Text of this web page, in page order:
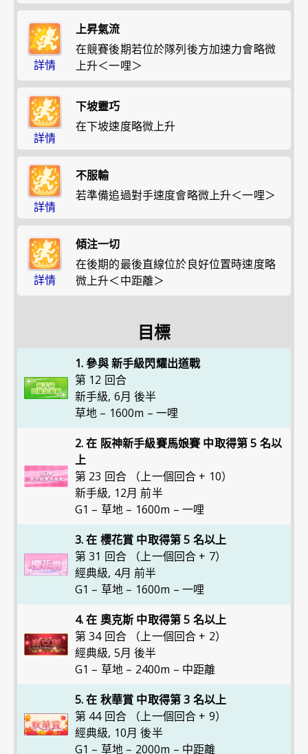
詳情
上昇氣流
在競賽後期若位於隊列後方加速力會略微
上升＜一哩＞
詳情
下坡靈巧
在下坡速度略微上升
詳情
不服輸
若準備追過對手速度會略微上升＜一哩＞
詳情
傾注一切
在後期的最後直線位於良好位置時速度略
微上升＜中距離＞
目標
1. 參與 新手級閃耀出道戰
第 12 回合
新手級, 6月 後半
草地 – 1600m – 一哩
2. 在 阪神新手級賽馬娘賽 中取得第 5 名以
上
第 23 回合 （上一個回合 + 10）
新手級, 12月 前半
G1 – 草地 – 1600m – 一哩
3. 在 櫻花賞 中取得第 5 名以上
第 31 回合 （上一個回合 + 7）
經典級, 4月 前半
G1 – 草地 – 1600m – 一哩
4. 在 奧克斯 中取得第 5 名以上
第 34 回合 （上一個回合 + 2）
經典級, 5月 後半
G1 – 草地 – 2400m – 中距離
5. 在 秋華賞 中取得第 3 名以上
第 44 回合 （上一個回合 + 9）
經典級, 10月 後半
G1 – 草地 – 2000m – 中距離